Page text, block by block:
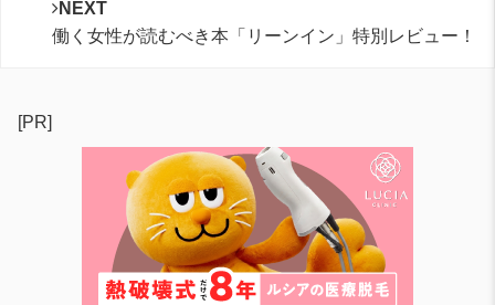
NEXT
働く女性が読むべき本「リーンイン」特別レビュー！
[PR]